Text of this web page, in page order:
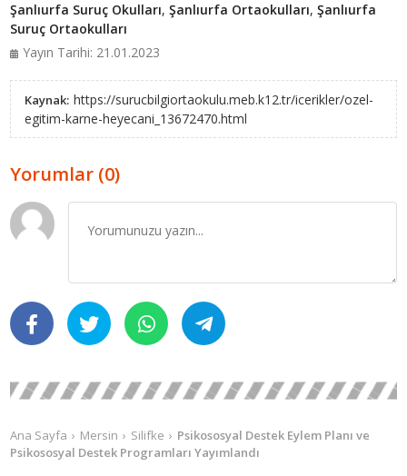
Şanlıurfa Suruç Okulları,Şanlıurfa Ortaokulları,Şanlıurfa
Suruç Ortaokulları
Yayın Tarihi: 21.01.2023
Kaynak: https://surucbilgiortaokulu.meb.k12.tr/icerikler/ozel-
egitim-karne-heyecani_13672470.html
Yorumlar (0)
Ana Sayfa Mersin Silifke
Psikososyal Destek Eylem Planı ve
Psikososyal Destek Programları Yayımlandı